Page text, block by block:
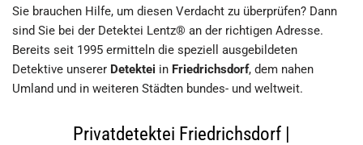
Sie brauchen Hilfe, um diesen Verdacht zu überprüfen? Dann
sind Sie bei der Detektei Lentz® an der richtigen Adresse.
Bereits seit 1995 ermitteln die speziell ausgebildeten
Detektive unserer Detektei in Friedrichsdorf, dem nahen
Umland und in weiteren Städten bundes- und weltweit.
Privatdetektei Friedrichsdorf |